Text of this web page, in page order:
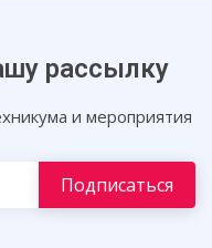
рассылку
и мероприятия